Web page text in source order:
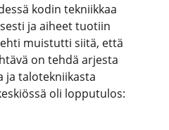
kodin tekniikkaa
ja aiheet tuotiin
muistutti siitä, että
on tehdä arjesta
ja talotekniikasta
oli lopputulos: